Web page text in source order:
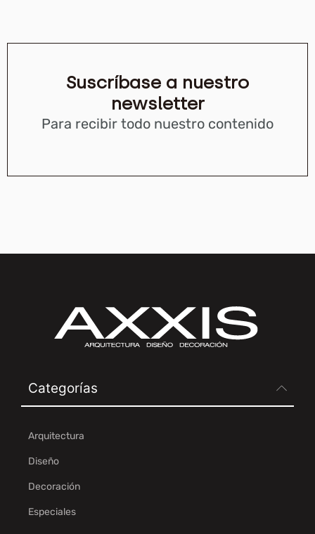
Suscríbase a nuestro
newsletter
Para recibir todo nuestro contenido
Categorías
Arquitectura
Diseño
Decoración
Especiales